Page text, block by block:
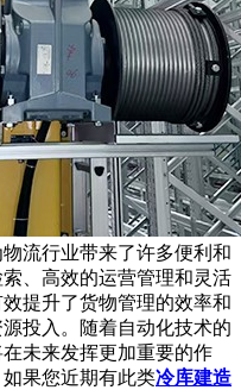
流行业带来了许多便利和
、高效的运营管理和灵活
提升了货物管理的效率和
投入。随着自动化技术的
未来发挥更加重要的作
果您近期有此类冷库建造